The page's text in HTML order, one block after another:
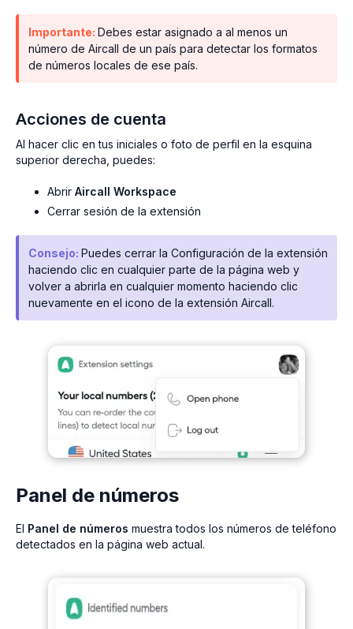
Importante: Debes estar asignado a al menos un
número de Aircall de un país para detectar los formatos
de números locales de ese país.
Acciones de cuenta
Al hacer clic en tus iniciales o foto de perfil en la esquina
superior derecha, puedes:
Abrir Aircall Workspace
Cerrar sesión de la extensión
Consejo: Puedes cerrar la Configuración de la extensión
haciendo clic en cualquier parte de la página web y
volver a abrirla en cualquier momento haciendo clic
nuevamente en el icono de la extensión Aircall.
Panel de números
El Panel de números muestra todos los números de teléfono
detectados en la página web actual.